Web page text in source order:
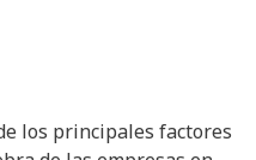
los principales factores